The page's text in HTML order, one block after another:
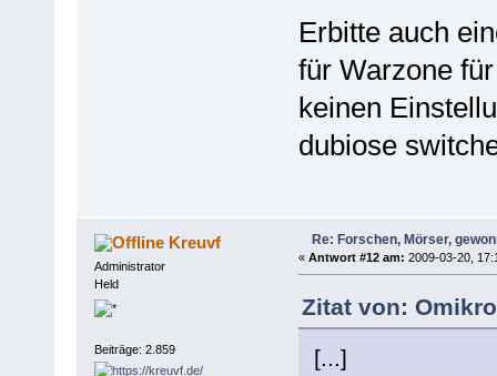
Erbitte auch
für Warzone
keinen
dubiose
Kreuvf
Administrator
Held
Beiträge: 2.859
Re: Forschen, Mörser,
« Antwort #12 am: 2009-03-20,
Zitat von:
[...]